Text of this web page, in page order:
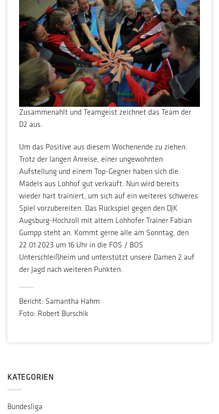
Zusammenahlt und Teamgeist zeichnet das Team der
D2 aus.
Um das Positive aus diesem Wochenende zu ziehen:
Trotz der langen Anreise, einer ungewohnten
Aufstellung und einem Top-Gegner haben sich die
Mädels aus Lohhof gut verkauft. Nun wird bereits
wieder hart trainiert, um sich auf ein weiteres schweres
Spiel vorzubereiten. Das Rückspiel gegen den DJK
Augsburg-Hochzoll mit altem Lohhofer Trainer Fabian
Gumpp steht an. Kommt gerne alle am Sonntag, den
22.01.2023 um 16 Uhr in die FOS / BOS
Unterschleißheim und unterstützt unsere Damen 2 auf
der Jagd nach weiteren Punkten.
Bericht: Samantha Hahm
Foto: Robert Burschik
KATEGORIEN
Bundesliga